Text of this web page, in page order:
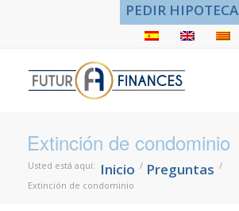
PEDIR HIPOTECA
Extinción de condominio
Usted está aquí: Inicio / Preguntas /
Extinción de condominio